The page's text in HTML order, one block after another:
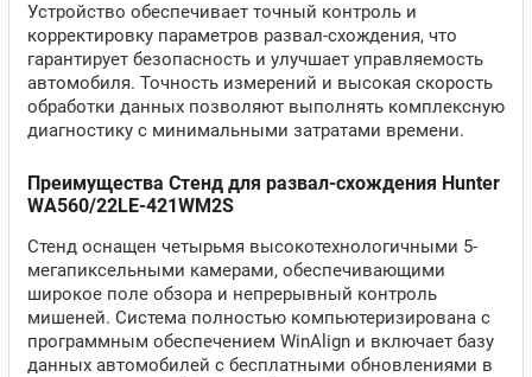
Устройство обеспечивает точный контроль и
корректировку параметров развал-схождения, что
гарантирует безопасность и улучшает управляемость
автомобиля. Точность измерений и высокая скорость
обработки данных позволяют выполнять комплексную
диагностику с минимальными затратами времени.
Преимущества Стенд для развал-схождения Hunter
WA560/22LE-421WM2S
Стенд оснащен четырьмя высокотехнологичными 5-
мегапиксельными камерами, обеспечивающими
широкое поле обзора и непрерывный контроль
мишеней. Система полностью компьютеризирована с
программным обеспечением WinAlign и включает базу
данных автомобилей с бесплатными обновлениями в